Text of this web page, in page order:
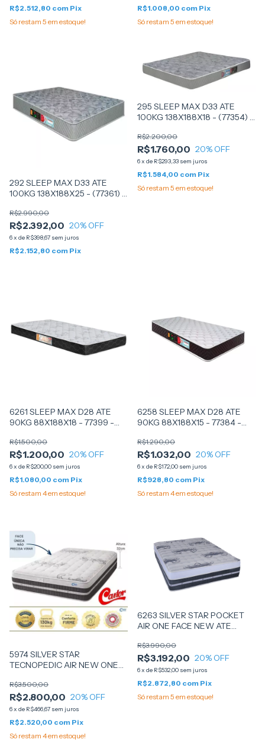
R$2.512,80 com Pix
Só restam 5 em estoque!
R$1.008,00 com Pix
Só restam 5 em estoque!
292 SLEEP MAX D33 ATE
100KG 138X188X25 - (77361) -
R$2.392,00
R$2.990,00
20% OFF
6x de R$398,67 sem juros
R$2.152,80 com Pix
295 SLEEP MAX D33 ATE
100KG 138X188X18 - (77354) -
R$1.760,00
R$2.200,00
20% OFF
6x de R$293,33 sem juros
R$1.584,00 com Pix
Só restam 5 em estoque!
6261 SLEEP MAX D28 ATE
90KG 88X188X18 - 77399 -
R$1.200,00
R$1.500,00
20% OFF
6x de R$200,00 sem juros
R$1.080,00 com Pix
Só restam 4em estoque!
6258 SLEEP MAX D28 ATE
90KG 88X188X15 - 77384 -
R$1.032,00
R$1.290,00
20% OFF
6x de R$172,00 sem juros
R$928,80 com Pix
Só restam 4em estoque!
5974 SILVER STAR
TECNOPEDIC AIR NEW ONE
(62602)- CASTOR
R$2.800,00
R$3.500,00
20% OFF
6x de R$466,67 sem juros
R$2.520,00 com Pix
Só restam 4em estoque!
6263 SILVER STAR POCKET
AIR ONE FACE NEW ATE
CASTOR
R$3.192,00
R$3.990,00
20% OFF
6x de R$532,00 sem juros
R$2.872,80 com Pix
Só restam 5 em estoque!